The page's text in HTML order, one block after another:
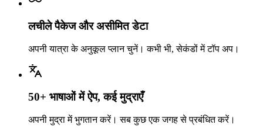
लचीले पैकेज और असीमित डेटा
अपनी यात्रा के अनुकूल प्लान चुनें। कभी भी, सेकंडों में टॉप अप।
50+ भाषाओं में ऐप, कई मुद्राएँ
अपनी मुद्रा में भुगतान करें। सब कुछ एक जगह से प्रबंधित करें।